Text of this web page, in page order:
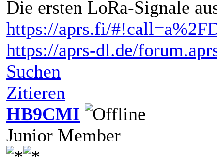
Die ersten LoRa-Signale
https://aprs.fi/
https://aprs-dl.de/
Suchen
Zitieren
HB9CMI
Junior Member